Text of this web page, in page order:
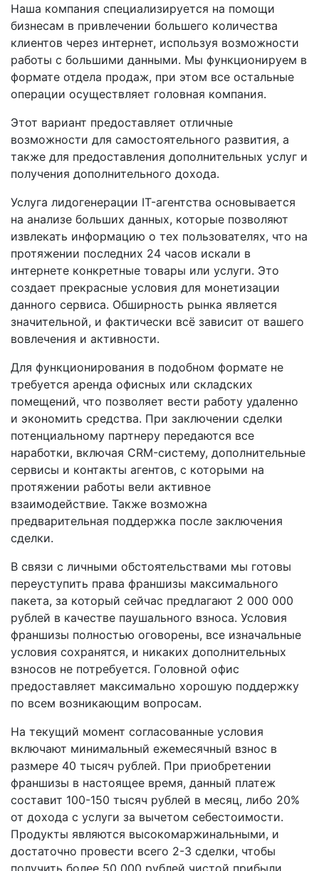
Наша компания специализируется на помощи
бизнесам в привлечении большего количества
клиентов через интернет, используя возможности
работы с большими данными. Мы функционируем в
формате отдела продаж, при этом все остальные
операции осуществляет головная компания.
Этот вариант предоставляет отличные
возможности для самостоятельного развития, а
также для предоставления дополнительных услуг и
получения дополнительного дохода.
Услуга лидогенерации IT-агентства основывается
на анализе больших данных, которые позволяют
извлекать информацию о тех пользователях, что на
протяжении последних 24 часов искали в
интернете конкретные товары или услуги. Это
создает прекрасные условия для монетизации
данного сервиса. Обширность рынка является
значительной, и фактически всё зависит от вашего
вовлечения и активности.
Для функционирования в подобном формате не
требуется аренда офисных или складских
помещений, что позволяет вести работу удаленно
и экономить средства. При заключении сделки
потенциальному партнеру передаются все
наработки, включая CRM-систему, дополнительные
сервисы и контакты агентов, с которыми на
протяжении работы вели активное
взаимодействие. Также возможна
предварительная поддержка после заключения
сделки.
В связи с личными обстоятельствами мы готовы
переуступить права франшизы максимального
пакета, за который сейчас предлагают 2 000 000
рублей в качестве паушального взноса. Условия
франшизы полностью оговорены, все изначальные
условия сохранятся, и никаких дополнительных
взносов не потребуется. Головной офис
предоставляет максимально хорошую поддержку
по всем возникающим вопросам.
На текущий момент согласованные условия
включают минимальный ежемесячный взнос в
размере 40 тысяч рублей. При приобретении
франшизы в настоящее время, данный платеж
составит 100-150 тысяч рублей в месяц, либо 20%
от дохода с услуги за вычетом себестоимости.
Продукты являются высокомаржинальными, и
достаточно провести всего 2-3 сделки, чтобы
получить более 50 000 рублей чистой прибыли.